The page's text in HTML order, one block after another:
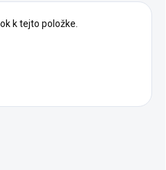
k tejto položke.